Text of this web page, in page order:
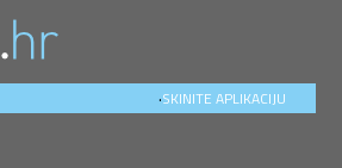
SKINITE APLIKACIJU
.